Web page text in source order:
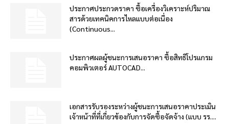
ประกาศประกวดราคา ซื้อเครื่องวิเคราะห์ปริมาณ
สารด้วยเทคนิคการไหลแบบต่อเนื่อง
(Continuous...
ประกาศผลผู้ชนะการเสนอราคา ซื้อสิทธิโปรแกรม
คอมพิวเตอร์ AUTOCAD...
เอกสารรับรองระหว่างผู้ชนะการเสนอราคาประเมิน
เจ้าหน้าที่ที่เกี่ยวข้องกับการจัดซื้อจัดจ้าง (แบบ รร....